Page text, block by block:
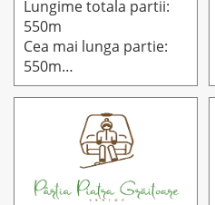
Lungime totala partii:
550m
Cea mai lunga partie:
550m
Altitudine: 930m-860m